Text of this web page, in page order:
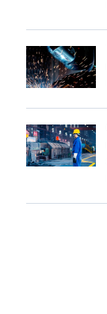
Великої
Вітчизняної
війни
незважаючи
на
літнє
уповільнення
зростання
цін
Tk
accelis
в
нову
ріжучу
машину
Європейські
ціни
на